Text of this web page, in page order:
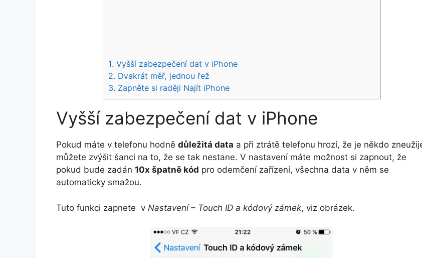
1. Vyšší zabezpečení dat v iPhone
2. Dvakrát měř, jednou řež
3. Zapněte si raději Najít iPhone
Vyšší zabezpečení dat v iPhone
Pokud máte v telefonu hodně důležitá data a při ztrátě telefonu hrozí, že je někdo
můžete zvýšit šanci na to, že se tak nestane. V nastavení máte možnost si zapnout, že
pokud bude zadán 10x špatně kód pro odemčení zařízení, všechna data v něm se
automaticky smažou.
Tuto funkci zapnete v Nastavení – Touch ID a kódový zámek, viz obrázek.